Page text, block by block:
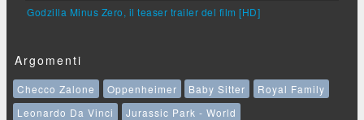
Godzilla Minus Zero, il teaser trailer del film [HD]
Argomenti
Checco Zalone Oppenheimer Baby Sitter
Royal Family
Leonardo Da Vinci
Jurassic Park - World